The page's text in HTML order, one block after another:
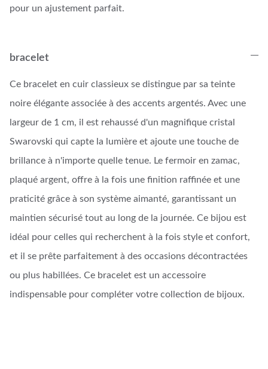
pour un ajustement parfait.
bracelet
Ce bracelet en cuir classieux se distingue par sa teinte
noire élégante associée à des accents argentés. Avec une
largeur de 1 cm, il est rehaussé d'un magnifique cristal
Swarovski qui capte la lumière et ajoute une touche de
brillance à n'importe quelle tenue. Le fermoir en zamac,
plaqué argent, offre à la fois une finition raffinée et une
praticité grâce à son système aimanté, garantissant un
maintien sécurisé tout au long de la journée. Ce bijou est
idéal pour celles qui recherchent à la fois style et confort,
et il se prête parfaitement à des occasions décontractées
ou plus habillées. Ce bracelet est un accessoire
indispensable pour compléter votre collection de bijoux.